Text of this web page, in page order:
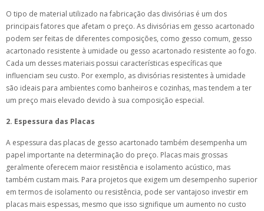
O tipo de material utilizado na fabricação das divisórias é um dos
principais fatores que afetam o preço. As divisórias em gesso acartonado
podem ser feitas de diferentes composições, como gesso comum, gesso
acartonado resistente à umidade ou gesso acartonado resistente ao fogo.
Cada um desses materiais possui características específicas que
influenciam seu custo. Por exemplo, as divisórias resistentes à umidade
são ideais para ambientes como banheiros e cozinhas, mas tendem a ter
um preço mais elevado devido à sua composição especial.
2. Espessura das Placas
A espessura das placas de gesso acartonado também desempenha um
papel importante na determinação do preço. Placas mais grossas
geralmente oferecem maior resistência e isolamento acústico, mas
também custam mais. Para projetos que exigem um desempenho superior
em termos de isolamento ou resistência, pode ser vantajoso investir em
placas mais espessas, mesmo que isso signifique um aumento no custo